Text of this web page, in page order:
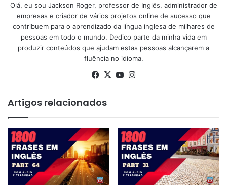
Olá, eu sou Jackson Roger, professor de Inglês, administrador de
empresas e criador de vários projetos online de sucesso que
contribuem para o aprendizado da língua inglesa de milhares de
pessoas em todo o mundo. Dedico parte da minha vida em
produzir conteúdos que ajudam estas pessoas alcançarem a
fluência no idioma.
Facebook
X YouTube
Artigos relacionados